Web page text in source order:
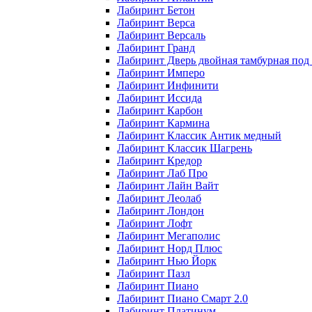
Лабиринт Бетон
Лабиринт Верса
Лабиринт Версаль
Лабиринт Гранд
Лабиринт Дверь двойная тамбурная под
Лабиринт Имперо
Лабиринт Инфинити
Лабиринт Иссида
Лабиринт Карбон
Лабиринт Кармина
Лабиринт Классик Антик медный
Лабиринт Классик Шагрень
Лабиринт Кредор
Лабиринт Лаб Про
Лабиринт Лайн Вайт
Лабиринт Леолаб
Лабиринт Лондон
Лабиринт Лофт
Лабиринт Мегаполис
Лабиринт Норд Плюс
Лабиринт Нью Йорк
Лабиринт Пазл
Лабиринт Пиано
Лабиринт Пиано Смарт 2.0